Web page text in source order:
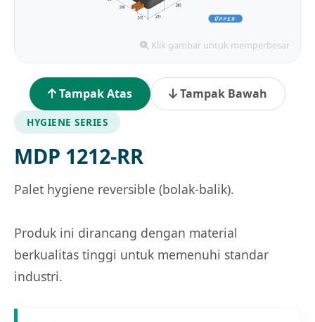
Klik gambar untuk memperbesar
Tampak Atas Tampak Bawah
HYGIENE SERIES
MDP 1212-RR
Palet hygiene reversible (bolak-balik).
Produk ini dirancang dengan material
berkualitas tinggi untuk memenuhi standar
industri.